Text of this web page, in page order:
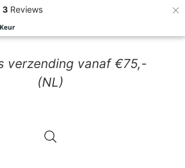
3 Reviews ×
verzending vanaf €75,-
(NL)